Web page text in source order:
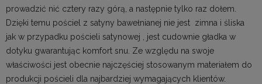
prowadzić nić cztery razy górą, a następnie tylko raz dołem.
Dzięki temu pościel z satyny bawełnianej nie jest zimna i śliska
jak w przypadku pościeli satynowej , jest cudownie gładka w
dotyku gwarantując komfort snu. Ze względu na swoje
właściwości jest obecnie najczęściej stosowanym materiałem do
produkcji pościeli dla najbardziej wymagających klientów.